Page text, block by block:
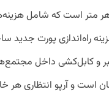
در هر متر است که شامل
راه‌اندازی پورت